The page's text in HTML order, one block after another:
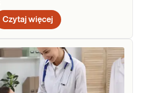
Czytaj więcej